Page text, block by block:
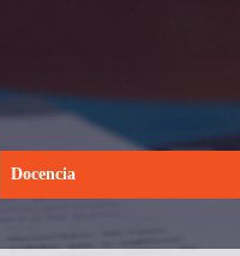
Docencia